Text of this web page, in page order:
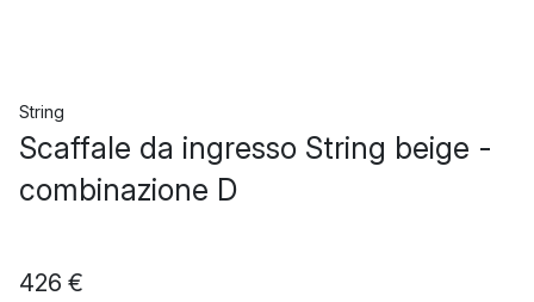
String
Scaffale da ingresso String beige -
combinazione D
426 €